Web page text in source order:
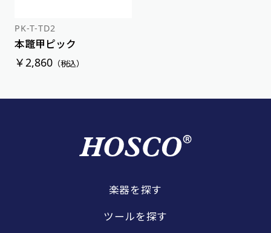
PK-T-TD2
本鼈甲ピック
￥2,860（税込）
楽器を探す
ツールを探す